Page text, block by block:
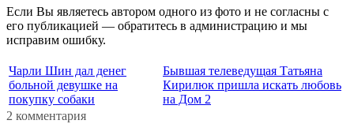
Если Вы являетесь автором одного из фото и не согласны с
его публикацией — обратитесь в администрацию и мы
исправим ошибку.
Чарли Шин дал денег
больной девушке на
покупку собаки
Бывшая телеведущая Татьяна
Кирилюк пришла искать любовь
на Дом 2
2 комментария